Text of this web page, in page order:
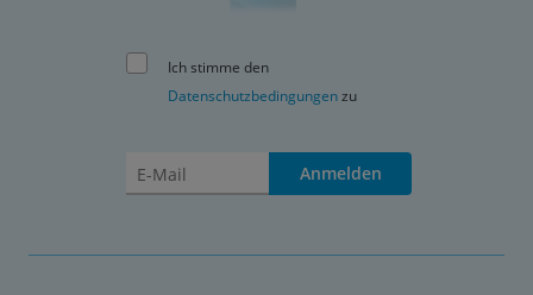
Ich stimme den
Datenschutzbedingungenzu
Anmelden